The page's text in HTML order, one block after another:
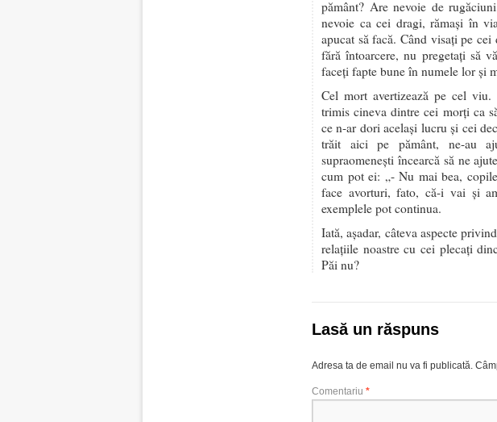
pământ? Are nevoie de
nevoie ca cei dragi, rămași în
apucat să facă. Când visați pe
fără întoarcere, nu pregetați să
faceți fapte bune în numele lor și
Cel mort avertizează pe cel
trimis cineva dintre cei morți ca
ce n-ar dori același lucru și cei
trăit aici pe pământ, ne-au
supraomenești încearcă să ne
cum pot ei: „- Nu mai bea,
face avorturi, fato, că-i vai și
exemplele pot continua.
Iată, așadar, câteva aspecte
relațiile noastre cu cei plecați
Păi nu?
Lasă un răspuns
Adresa ta de email nu va fi publicată.
Comentariu *